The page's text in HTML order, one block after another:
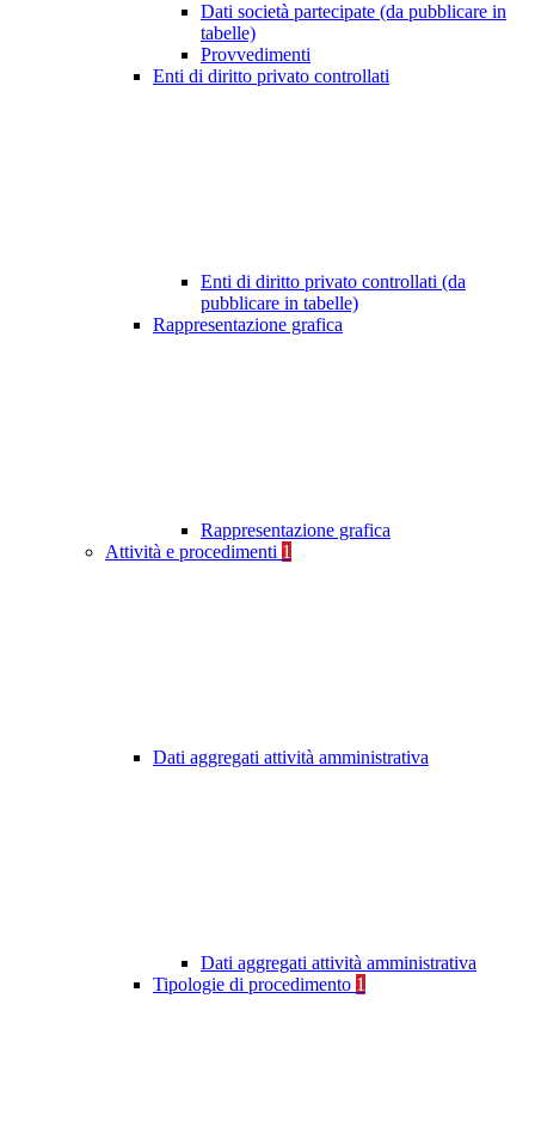
Dati società partecipate (da pubblicare in
tabelle)
Provvedimenti
Enti di diritto privato controllati
Enti di diritto privato controllati (da
pubblicare in tabelle)
Rappresentazione grafica
Rappresentazione grafica
Attività e procedimenti 1
Dati aggregati attività amministrativa
Dati aggregati attività amministrativa
Tipologie di procedimento 1